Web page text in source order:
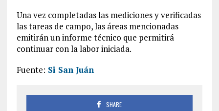
Una vez completadas las mediciones y verificadas
las tareas de campo, las áreas mencionadas
emitirán un informe técnico que permitirá
continuar con la labor iniciada.
Fuente: Si San Juán
SHARE